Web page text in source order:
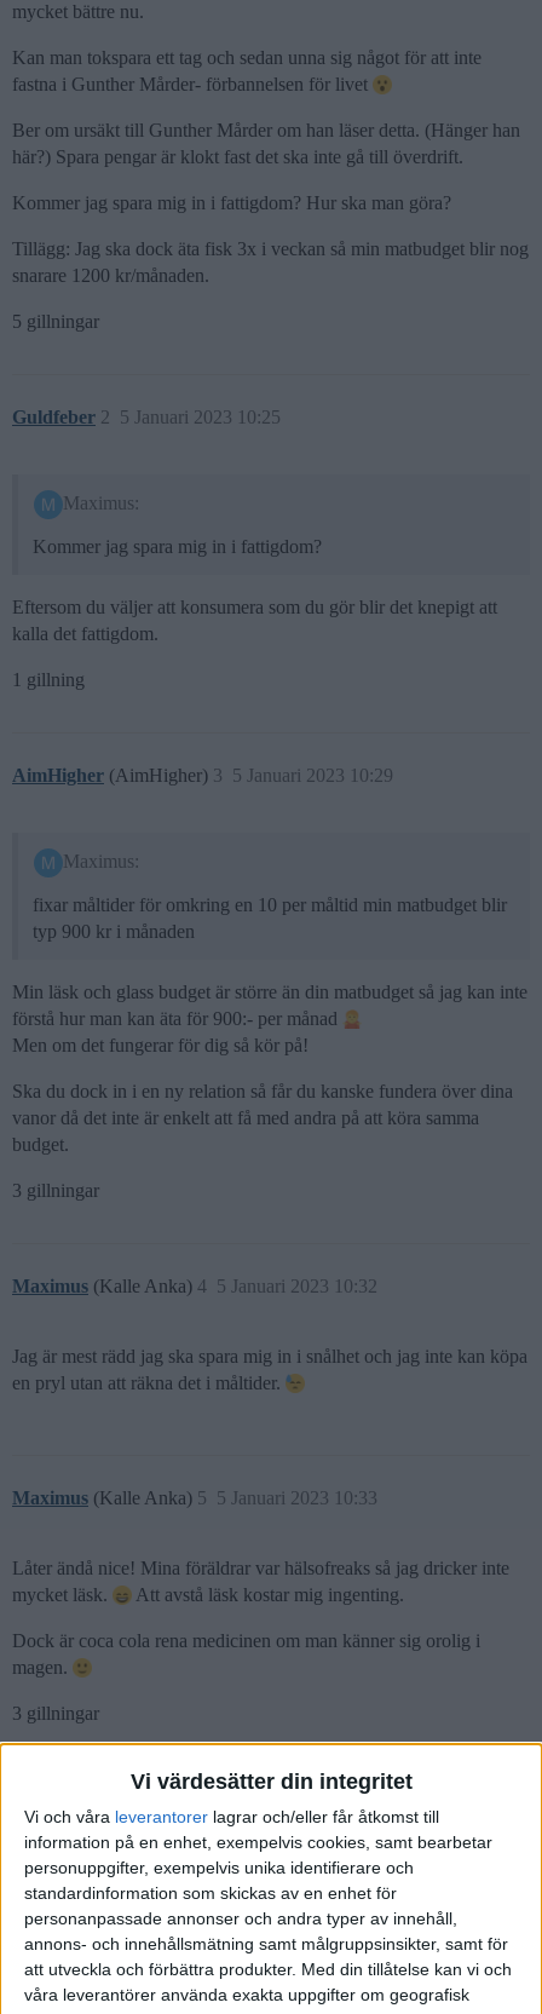
Vi värdesätter din integritet
Vi och våra leverantorer lagrar och/eller får åtkomst till
information på en enhet, exempelvis cookies, samt bearbetar
personuppgifter, exempelvis unika identifierare och
standardinformation som skickas av en enhet för
personanpassade annonser och andra typer av innehåll,
annons- och innehållsmätning samt målgruppsinsikter, samt för
att utveckla och förbättra produkter. Med din tillåtelse kan vi och
våra leverantörer använda exakta uppgifter om geografisk
mycket bättre nu.
Kan man tokspara ett tag och sedan unna sig något för att inte
fastna i Gunther Mårder- förbannelsen för livet
Ber om ursäkt till Gunther Mårder om han läser detta. (Hänger han
här?) Spara pengar är klokt fast det ska inte gå till överdrift.
Kommer jag spara mig in i fattigdom? Hur ska man göra?
Tillägg: Jag ska dock äta fisk 3x i veckan så min matbudget blir nog
snarare 1200 kr/månaden.
5 gillningar
Guldfeber 5 Januari 2023 10:25
2
Maximus:
Kommer jag spara mig in i fattigdom?
Eftersom du väljer att konsumera som du gör blir det knepigt att
kalla det fattigdom.
1 gillning
AimHigher (AimHigher) 5 Januari 2023 10:29
3
Maximus:
fixar måltider för omkring en 10 per måltid min matbudget blir
typ 900 kr i månaden
Min läsk och glass budget är större än din matbudget så jag kan inte
förstå hur man kan äta för 900:- per månad
Men om det fungerar för dig så kör på!
Ska du dock in i en ny relation så får du kanske fundera över dina
vanor då det inte är enkelt att få med andra på att köra samma
budget.
3 gillningar
Maximus (Kalle Anka) 5 Januari 2023 10:32
4
Jag är mest rädd jag ska spara mig in i snålhet och jag inte kan köpa
en pryl utan att räkna det i måltider.
Maximus (Kalle Anka) 5 Januari 2023 10:33
5
Låter ändå nice! Mina föräldrar var hälsofreaks så jag dricker inte
mycket läsk.
Att avstå läsk kostar mig ingenting.
Dock är coca cola rena medicinen om man känner sig orolig i
magen.
3 gillningar
angaudlinn (Ömsint men skojfrisk) 5 Januari 2023 10:35
6
Maximus:
Fler som blir smittade när alla omkring en sparar in på allt?
Jag levde under studieåren på bidragsdelen, nudlar och